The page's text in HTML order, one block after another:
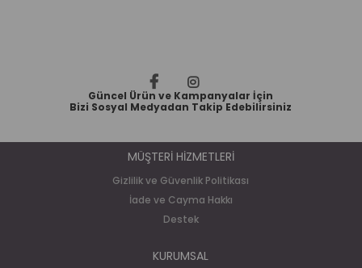
Güncel Ürün ve Kampanyalar İçin
Bizi Sosyal Medyadan Takip Edebilirsiniz
MÜŞTERİ HİZMETLERİ
Gizlilik ve Güvenlik Politikası
İade ve Cayma Hakkı
Destek
KURUMSAL